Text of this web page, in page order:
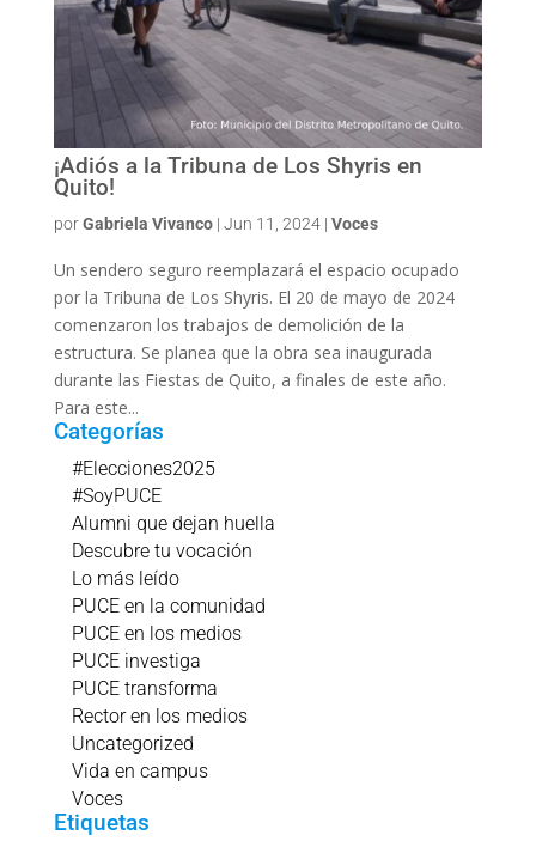
¡Adiós a la Tribuna de Los Shyris en
Quito!
porGabriela Vivanco| Jun 11, 2024| Voces
Un sendero seguro reemplazará el espacio ocupado
por la Tribuna de Los Shyris. El 20 de mayo de 2024
comenzaron los trabajos de demolición de la
estructura. Se planea que la obra sea inaugurada
durante las Fiestas de Quito, a finales de este año.
Para este...
Categorías
#Elecciones2025
#SoyPUCE
Alumni que dejan huella
Descubre tu vocación
Lo más leído
PUCE en la comunidad
PUCE en los medios
PUCE investiga
PUCE transforma
Rector en los medios
Uncategorized
Vida en campus
Voces
Etiquetas